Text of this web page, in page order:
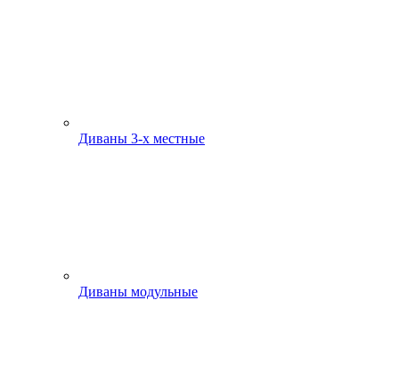
Диваны 3-х местные
Диваны модульные